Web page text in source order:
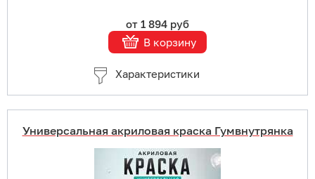
от 1 894 руб
В корзину
Характеристики
Универсальная акриловая краска Гумвнутрянка
Купить в 1 клик